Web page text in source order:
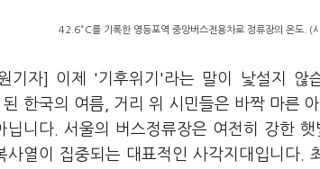
42.6°C를 기록한 영등포역 중앙버스전용차로 정류장의 온도. (
기자] 이제 '기후위기'라는 말이 낯설지 않
한국의 여름, 거리 위 시민들은 바짝 마른
닙니다. 서울의 버스정류장은 여전히 강한
사열이 집중되는 대표적인 사각지대입니다.